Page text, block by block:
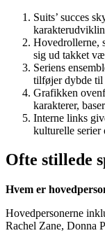
Suits’ succes
Hovedrollerne,
sig ud takket
Seriens
tilføjer dybde
Grafikken
karakterer,
Interne links
kulturelle serier
Ofte stillede
Hvem er
Hovedpersonerne
Rachel Zane, Donna